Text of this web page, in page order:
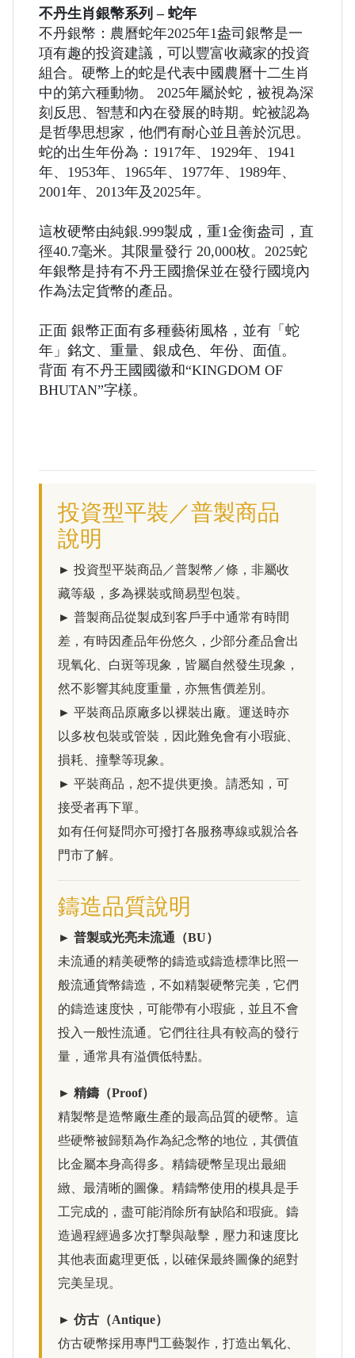
不丹生肖銀幣系列 – 蛇年
不丹銀幣：農曆蛇年2025年1盎司銀幣是一
項有趣的投資建議，可以豐富收藏家的投資
組合。硬幣上的蛇是代表中國農曆十二生肖
中的第六種動物。 2025年屬於蛇，被視為深
刻反思、智慧和內在發展的時期。蛇被認為
是哲學思想家，他們有耐心並且善於沉思。
蛇的出生年份為：1917年、1929年、1941
年、1953年、1965年、1977年、1989年、
2001年、2013年及2025年。
這枚硬幣由純銀.999製成，重1金衡盎司，直
徑40.7毫米。其限量發行 20,000枚。2025蛇
年銀幣是持有不丹王國擔保並在發行國境內
作為法定貨幣的產品。
正面 銀幣正面有多種藝術風格，並有「蛇
年」銘文、重量、銀成色、年份、面值。
背面 有不丹王國國徽和“KINGDOM OF
BHUTAN”字樣。
投資型平裝／普製商品
說明
► 投資型平裝商品／普製幣／條，非屬收
藏等級，多為裸裝或簡易型包裝。
► 普製商品從製成到客戶手中通常有時間
差，有時因產品年份悠久，少部分產品會出
現氧化、白斑等現象，皆屬自然發生現象，
然不影響其純度重量，亦無售價差別。
► 平裝商品原廠多以裸裝出廠。運送時亦
以多枚包裝或管裝，因此難免會有小瑕疵、
損耗、撞擊等現象。
► 平裝商品，恕不提供更換。請悉知，可
接受者再下單。
如有任何疑問亦可撥打各服務專線或親洽各
門市了解。
鑄造品質說明
► 普製或光亮未流通（BU）
未流通的精美硬幣的鑄造或鑄造標準比照一
般流通貨幣鑄造，不如精製硬幣完美，它們
的鑄造速度快，可能帶有小瑕疵，並且不會
投入一般性流通。它們往往具有較高的發行
量，通常具有溢價低特點。
► 精鑄（Proof）
精製幣是造幣廠生產的最高品質的硬幣。這
些硬幣被歸類為作為紀念幣的地位，其價值
比金屬本身高得多。精鑄硬幣呈現出最細
緻、最清晰的圖像。精鑄幣使用的模具是手
工完成的，盡可能消除所有缺陷和瑕疵。鑄
造過程經過多次打擊與敲擊，壓力和速度比
其他表面處理更低，以確保最終圖像的絕對
完美呈現。
► 仿古（Antique）
仿古硬幣採用專門工藝製作，打造出氧化、